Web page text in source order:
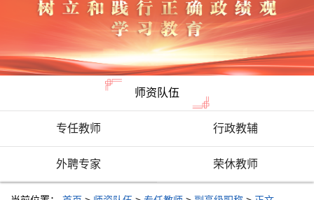
师资队伍
专任教师 行政教辅
外聘专家 荣休教师